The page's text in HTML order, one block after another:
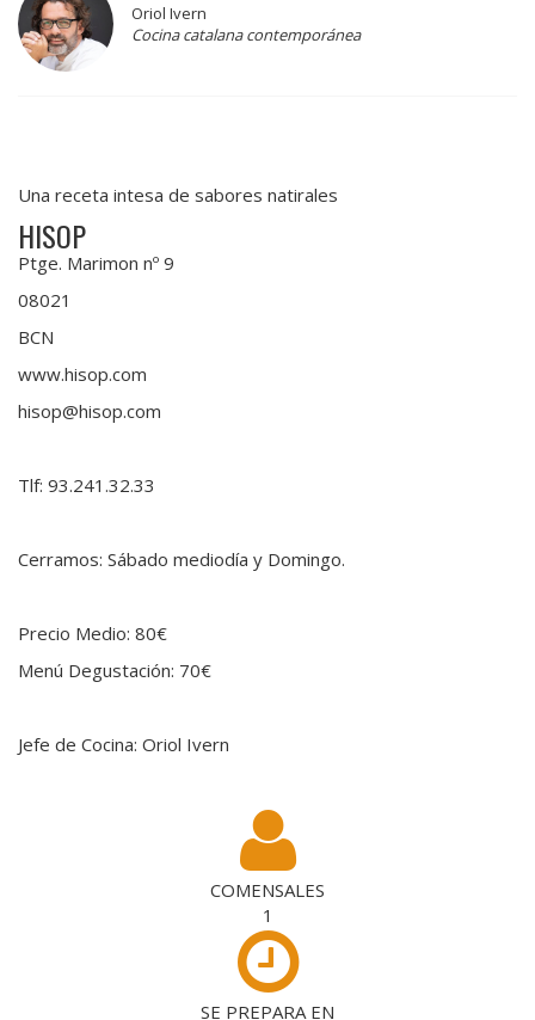
Oriol Ivern
Cocina catalana contemporánea
Una receta intesa de sabores natirales
HISOP
Ptge. Marimon nº 9
08021
BCN
www.hisop.com
hisop@hisop.com
Tlf: 93.241.32.33
Cerramos: Sábado mediodía y Domingo.
Precio Medio: 80€
Menú Degustación: 70€
Jefe de Cocina: Oriol Ivern
COMENSALES
1
SE PREPARA EN